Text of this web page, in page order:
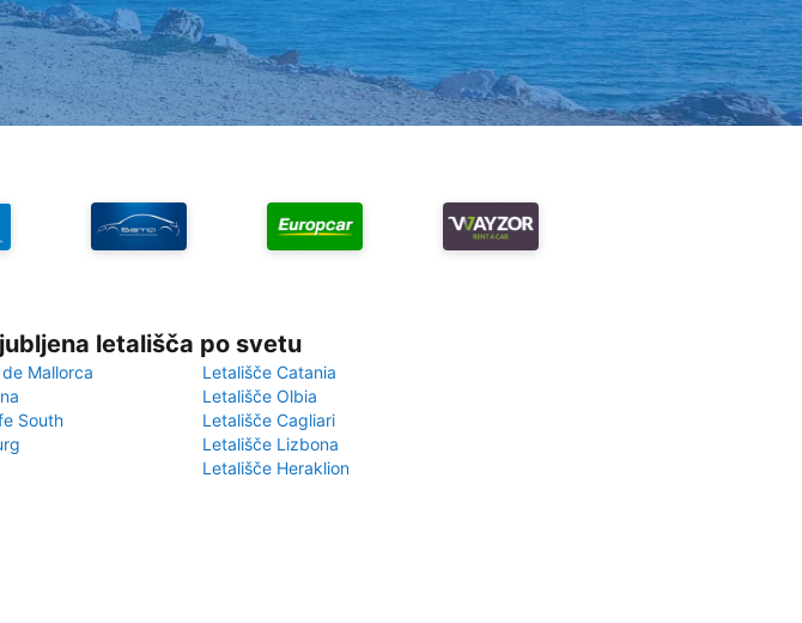
letališča po svetu
Mallorca
Letališče Catania
Letališče Olbia
South
Letališče Cagliari
Letališče Lizbona
Letališče Heraklion